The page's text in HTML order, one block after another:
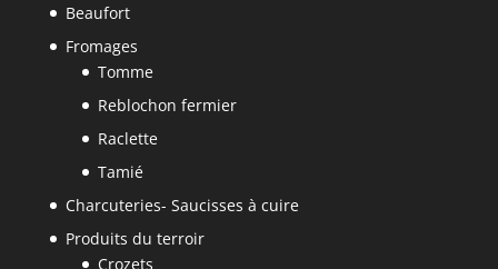
Beaufort
Fromages
Tomme
Reblochon fermier
Raclette
Tamié
Charcuteries- Saucisses à cuire
Produits du terroir
Crozets